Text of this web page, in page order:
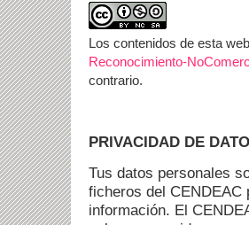
Los contenidos de esta
Reconocimiento-
contrario.
PRIVACIDAD DE
Tus datos personales
ficheros del
información. El